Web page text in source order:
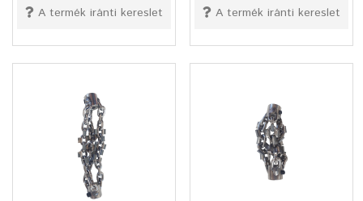
A termék iránti kereslet A termék iránti kereslet